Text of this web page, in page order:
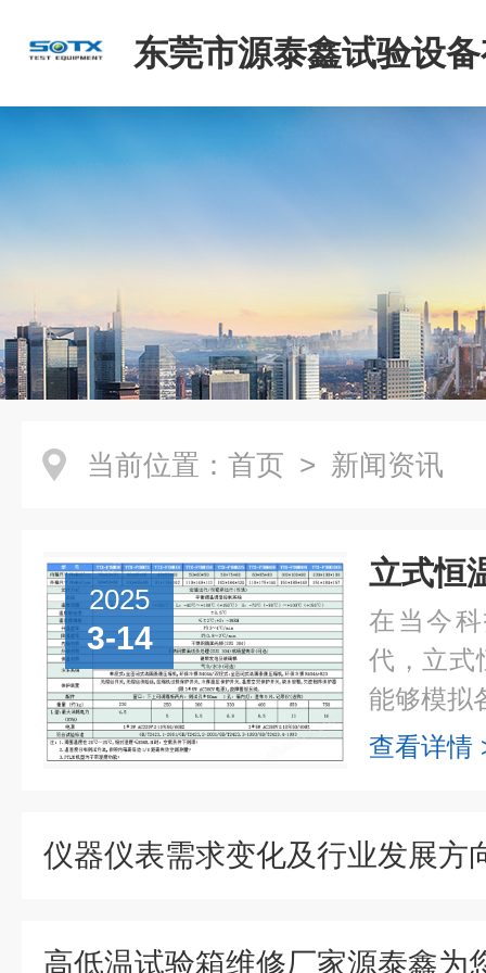
东莞市源泰鑫试验设
司
当前位置： 首页 > 新闻资讯
2025
3-14
在当今
代，立式
能够模拟
查看详情
仪器仪表需求变化及行业发展方